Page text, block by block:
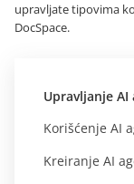
upravljate tipovima
DocSpace.
Upravljanje AI
Korišćenje AI
Kreiranje AI